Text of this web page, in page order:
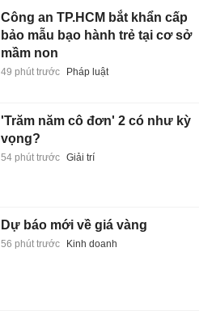
Công an TP.HCM bắt khẩn cấp
bảo mẫu bạo hành trẻ tại cơ sở
mầm non
49 phút trước Pháp luật
'Trăm năm cô đơn' 2 có như kỳ
vọng?
54 phút trước Giải trí
Dự báo mới về giá vàng
56 phút trước Kinh doanh